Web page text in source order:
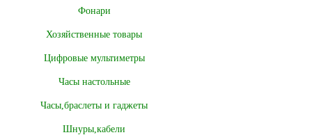
Фонари
Хозяйственные товары
Цифровые мультиметры
Часы настольные
Часы,браслеты и гаджеты
Шнуры,кабели